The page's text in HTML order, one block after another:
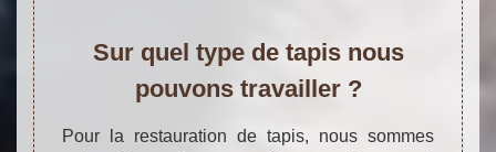
Sur quel type de tapis nous
pouvons travailler ?
Pour la restauration de tapis, nous sommes